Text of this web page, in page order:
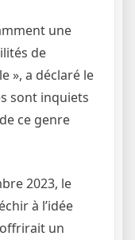
une
de
», a déclaré le
sont inquiets
ce genre
2023, le
à l’idée
un